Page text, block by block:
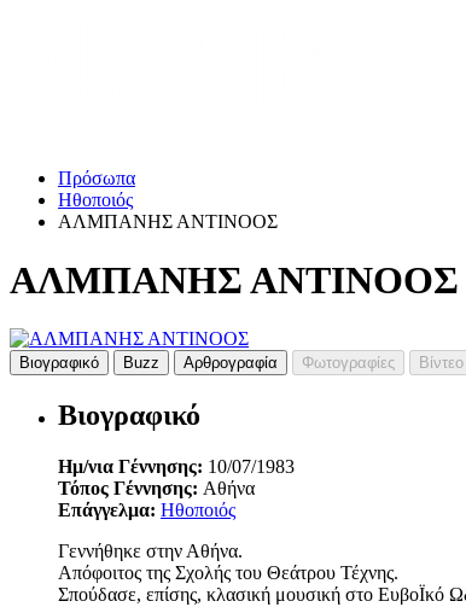
Πρόσωπα
Ηθοποιός
ΑΛΜΠΑΝΗΣ ΑΝΤΙΝΟΟΣ
ΑΛΜΠΑΝΗΣ ΑΝΤΙΝΟΟΣ
Βιογραφικό Buzz Αρθρογραφία Φωτογραφίες Βίντεο
Βιογραφικό
Ημ/νια Γέννησης: 10/07/1983
Τόπος Γέννησης: Αθήνα
Επάγγελμα: Ηθοποιός
Γεννήθηκε στην Αθήνα.
Απόφοιτος της Σχολής του Θεάτρου Τέχνης.
Σπούδασε, επίσης, κλασική μουσική στο ΕυβοΪκό